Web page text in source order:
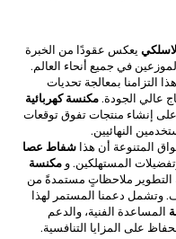
يعكس عقودًا من الخبرة
في جميع أنحاء العالم.
التزامنا بمعالجة تحديات
عالي الجودة. مكنسة كهربائية
إنشاء منتجات تفوق توقعات
النهائيين.
المتنوعة أن هذا شفاط عصا
المستهلكين. و مكنسة
التطوير ملاحظاتٍ مستمدةً من
وتشمل دعمنا المستمر لهذا
المساعدة الفنية، والدعم
على المزايا التنافسية.